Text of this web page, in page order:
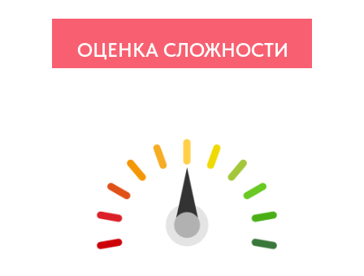
ОЦЕНКА СЛОЖНОСТИ